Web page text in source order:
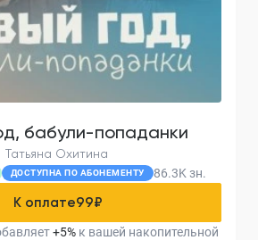
бабули-попаданки
Татьяна Охитина
ДОСТУПНА ПО АБОНЕМЕНТУ 86.3K зн.
К оплате99₽
+5% к вашей накопительной